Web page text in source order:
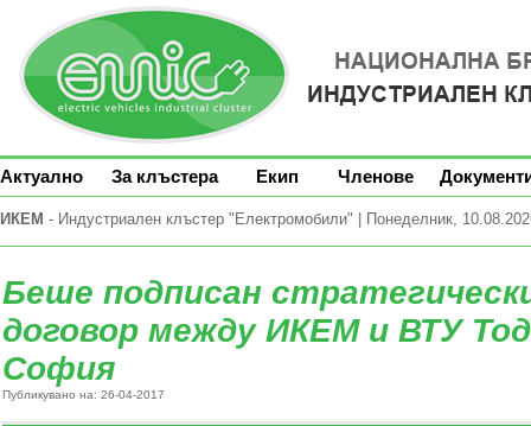
Актуално За клъстера Екип Членове
ИКЕМ - Индустриален клъстер "Електромобили" | Понеделник,
Беше подписан
договор между ИКЕМ и ВТУ
София
Публикувано на: 26-04-2017